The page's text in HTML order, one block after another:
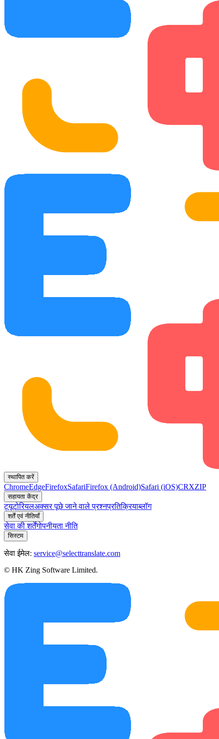
स्थापित करें
ChromeEdgeFirefoxSafariFirefox (Android)Safari (iOS)CRXZIP
सहायता केंद्र
ट्यूटोरियलअक्सर पूछे जाने वाले प्रश्नप्रतिक्रियाब्लॉग
शर्तें एवं नीतियाँ
सेवा की शर्तेंगोपनीयता नीति
सिस्टम
सेवा ईमेल: service@selecttranslate.com
© HK Zing Software Limited.